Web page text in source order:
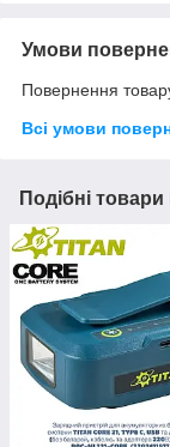
Умови
Повернення
Всі умови
Подібні товари